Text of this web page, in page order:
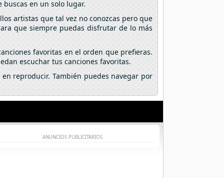
en un solo lugar.
artistas que tal vez no conozcas pero que
que siempre puedas disfrutar de lo más
favoritas en el orden que prefieras.
escuchar tus canciones favoritas.
reproducir. También puedes navegar por
ANUNCIOS PUBLICITARIOS